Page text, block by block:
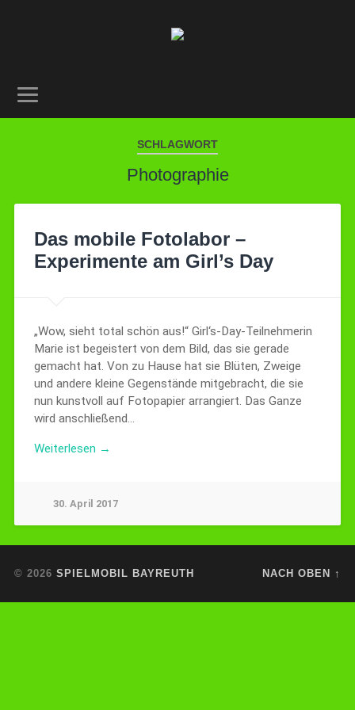
SCHLAGWORT
Photographie
Das mobile Fotolabor –
Experimente am Girl’s Day
„Wow, sieht total schön aus!“ Girl‘s-Day-Teilnehmerin
Marie ist begeistert von dem Bild, das sie gerade
gemacht hat. Von zu Hause hat sie Blüten, Zweige
und andere kleine Gegenstände mitgebracht, die sie
nun kunstvoll auf Fotopapier arrangiert. Das Ganze
wird anschließend…
Weiterlesen →
30. April 2017
© 2026 SPIELMOBIL BAYREUTH NACH OBEN ↑